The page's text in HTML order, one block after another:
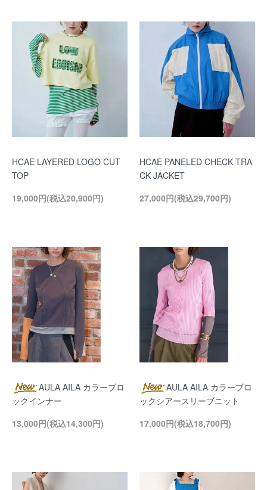
HCAE LAYERED LOGO CUT
TOP
19,000円(税込20,900円)
HCAE PANELED CHECK TRA
CK JACKET
27,000円(税込29,700円)
AULA AILA カラーブロ
ックインナー
13,000円(税込14,300円)
AULA AILA カラーブロ
ックシアースリーブニット
17,000円(税込18,700円)